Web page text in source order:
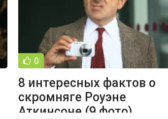
0
8 интересных фактов о
скромняге Роуэне
Аткинсоне (9 фото)